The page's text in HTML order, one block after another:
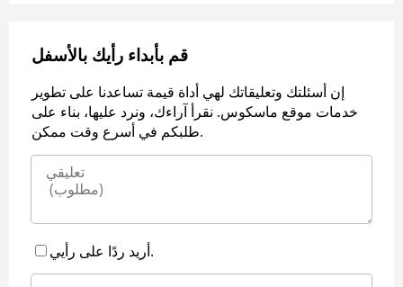
قم بأبداء رأيك بالأسفل
إن أسئلتك وتعليقاتك لهي أداة قيمة تساعدنا على تطوير
خدمات موقع ماسكوس. نقرأ آراءك، ونرد عليها، بناء على
طلبكم في أسرع وقت ممكن.
أريد ردًا على رأيي.